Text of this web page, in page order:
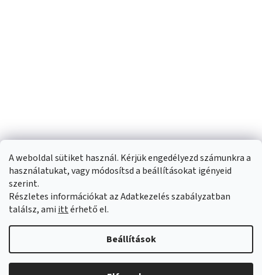
A weboldal sütiket használ. Kérjük engedélyezd számunkra a
használatukat, vagy módosítsd a beállításokat igényeid
szerint.
Részletes információkat az Adatkezelés szabályzatban
találsz, ami ittérhető el.
Beállítások
Shoptet készítette
Sportfit.hu. Minden jog fenntartva.